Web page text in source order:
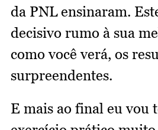
da PNL ensinaram.
decisivo rumo à sua
como você verá, os
surpreendentes.
E mais ao final eu vou